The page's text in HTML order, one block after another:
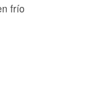
frío